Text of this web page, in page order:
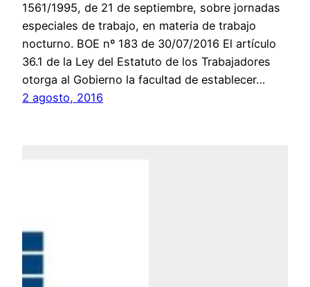
1561/1995, de 21 de septiembre, sobre jornadas
especiales de trabajo, en materia de trabajo
nocturno. BOE nº 183 de 30/07/2016 El artículo
36.1 de la Ley del Estatuto de los Trabajadores
otorga al Gobierno la facultad de establecer…
2 agosto, 2016